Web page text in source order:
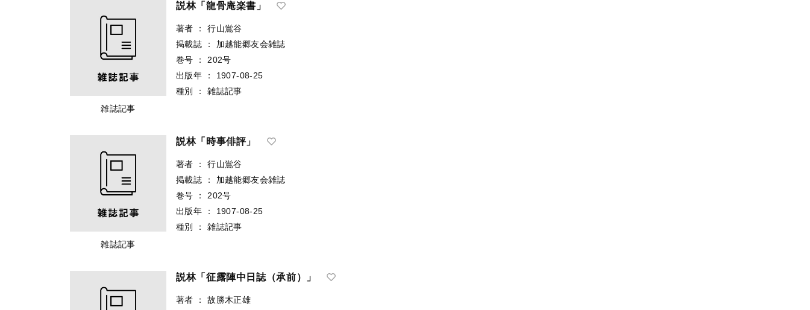
雑誌記事
説林「龍骨庵楽書」
著者 ：
行山鴬谷
掲載誌
：
加越能郷友会雑誌
巻号
：
202号
出版年
：
1907-08-25
種別
： 雑誌記事
雑誌記事
説林「時事俳評」
著者 ：
行山鴬谷
掲載誌
：
加越能郷友会雑誌
巻号
：
202号
出版年
：
1907-08-25
種別
： 雑誌記事
説林「征露陣中日誌（承前）」
著者 ：
故勝木正雄